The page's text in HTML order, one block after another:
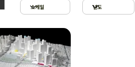
스치로폴 & 우드락
아크릴 & 3D 프린팅
확대모형